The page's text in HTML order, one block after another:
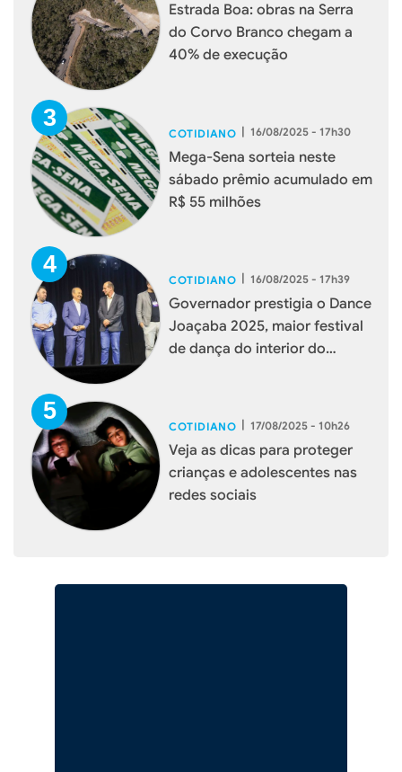
Estrada Boa: obras na Serra
do Corvo Branco chegam a
40% de execução
COTIDIANO | 16/08/2025 - 17h30
Mega-Sena sorteia neste
sábado prêmio acumulado em
R$ 55 milhões
COTIDIANO | 16/08/2025 - 17h39
Governador prestigia o Dance
Joaçaba 2025, maior festival
de dança do interior do
COTIDIANO | 17/08/2025 - 10h26
Veja as dicas para proteger
crianças e adolescentes nas
redes sociais